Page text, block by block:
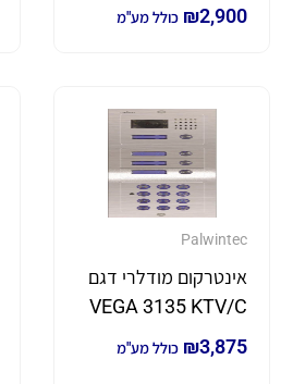
₪2,900 כולל מע"מ
Palwintec
אינטרקום מודלרי דגם
VEGA 3135 KTV/C
₪3,875 כולל מע"מ